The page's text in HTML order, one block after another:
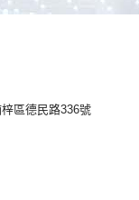
區德民路336號